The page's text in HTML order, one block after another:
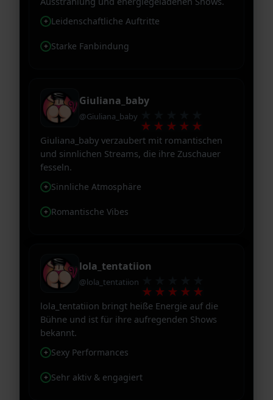
Leidenschaftliche Auftritte
Starke Fanbindung
Giuliana_baby
@Giuliana_baby
★★★★★
Giuliana_baby verzaubert mit romantischen
und sinnlichen Streams, die ihre Zuschauer
fesseln.
Sinnliche Atmosphäre
Romantische Vibes
lola_tentatiion
@lola_tentatiion
★★★★★
lola_tentatiion bringt heiße Energie auf die
Bühne und ist für ihre aufregenden Shows
bekannt.
Sexy Performances
Sehr aktiv & engagiert